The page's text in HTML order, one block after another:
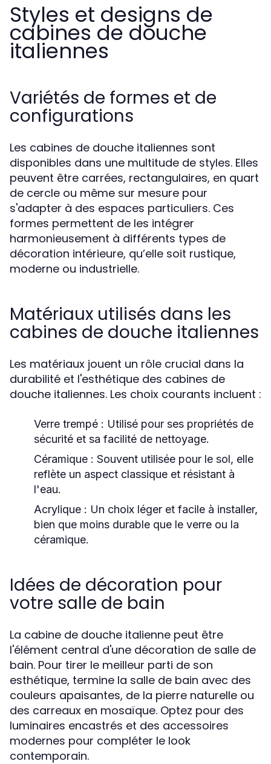
Styles et designs de
cabines de douche
italiennes
Variétés de formes et de
configurations
Les cabines de douche italiennes sont
disponibles dans une multitude de styles. Elles
peuvent être carrées, rectangulaires, en quart
de cercle ou même sur mesure pour
s'adapter à des espaces particuliers. Ces
formes permettent de les intégrer
harmonieusement à différents types de
décoration intérieure, qu’elle soit rustique,
moderne ou industrielle.
Matériaux utilisés dans les
cabines de douche italiennes
Les matériaux jouent un rôle crucial dans la
durabilité et l'esthétique des cabines de
douche italiennes. Les choix courants incluent :
Verre trempé : Utilisé pour ses propriétés de
sécurité et sa facilité de nettoyage.
Céramique : Souvent utilisée pour le sol, elle
reflète un aspect classique et résistant à
l'eau.
Acrylique : Un choix léger et facile à installer,
bien que moins durable que le verre ou la
céramique.
Idées de décoration pour
votre salle de bain
La cabine de douche italienne peut être
l'élément central d'une décoration de salle de
bain. Pour tirer le meilleur parti de son
esthétique, termine la salle de bain avec des
couleurs apaisantes, de la pierre naturelle ou
des carreaux en mosaïque. Optez pour des
luminaires encastrés et des accessoires
modernes pour compléter le look
contemporain.